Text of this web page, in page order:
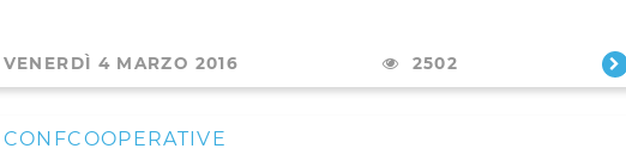
VENERDÌ 4 MARZO 2016 2502
CONFCOOPERATIVE